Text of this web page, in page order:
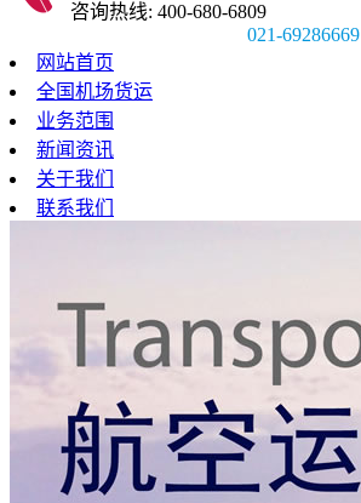
咨询热线: 400-680-6809
021-69286669
网站首页
全国机场货运
业务范围
新闻资讯
关于我们
联系我们